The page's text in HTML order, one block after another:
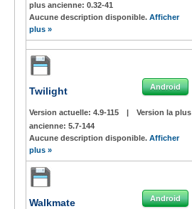
plus ancienne: 0.32-41
Aucune description disponible. Afficher
plus »
Twilight Android
Version actuelle: 4.9-115 |
Version la plus
ancienne: 5.7-144
Aucune description disponible. Afficher
plus »
Walkmate Android